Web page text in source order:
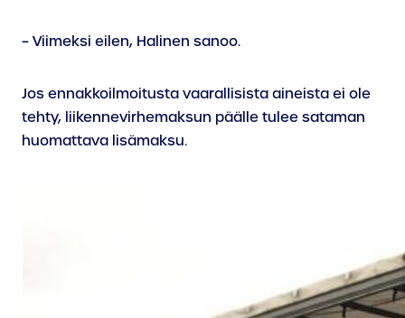
– Viimeksi eilen, Halinen sanoo.
Jos ennakkoilmoitusta vaarallisista aineista ei ole
tehty, liikennevirhemaksun päälle tulee sataman
huomattava lisämaksu.